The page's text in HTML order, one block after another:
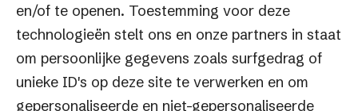
en/of te openen. Toestemming voor deze
technologieën stelt ons en onze partners in staat
om persoonlijke gegevens zoals surfgedrag of
unieke ID's op deze site te verwerken en om
gepersonaliseerde en niet-gepersonaliseerde
Les Hommes
d’Amsterdam
Realtime synchronisatie tussen winkel en
Les Hommes d’Amsterdam met